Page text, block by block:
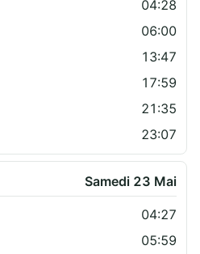
04:28
06:00
13:47
17:59
21:35
23:07
Samedi 23 Mai
04:27
05:59